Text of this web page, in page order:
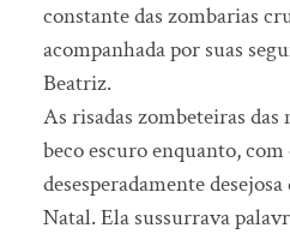
constante das zombarias
acompanhada por suas
Beatriz.
As risadas zombeteiras
beco escuro enquanto,
desesperadamente
Natal. Ela sussurrava